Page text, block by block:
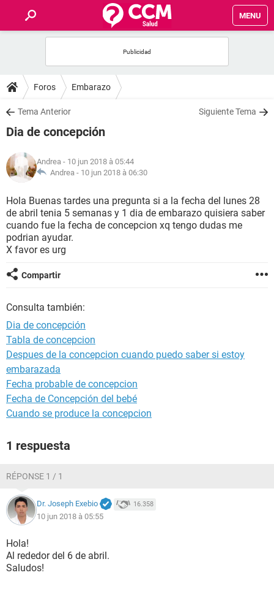
MENU
FORUMS
SALUD
NUTRICIÓN
BIENESTAR
SEXUALIDAD
GLOSARIO
Foros Embarazo
Tema Anterior Siguiente Tema
Dia de concepción
Andrea - 10 jun 2018 à 05:44
Andrea - 10 jun 2018 à 06:30
Hola Buenas tardes una pregunta si a la fecha del lunes 28
de abril tenia 5 semanas y 1 dia de embarazo quisiera saber
cuando fue la fecha de concepcion xq tengo dudas me
podrian ayudar.
X favor es urg
Compartir
Consulta también:
Dia de concepción
Tabla de concepcion
Despues de la concepcion cuando puedo saber si estoy
embarazada
Fecha probable de concepcion
Fecha de Concepción del bebé
Cuando se produce la concepcion
1 respuesta
RÉPONSE 1 / 1
Dr. Joseph Exebio 16.358
10 jun 2018 à 05:55
Hola!
Al rededor del 6 de abril.
Saludos!